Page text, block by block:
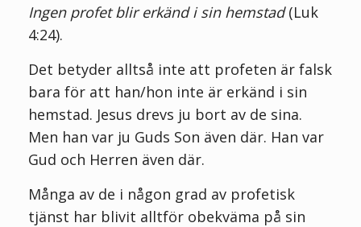
Ingen profet blir erkänd i sin hemstad(Luk
4:24).
Det betyder alltså inte att profeten är falsk
bara för att han/hon inte är erkänd i sin
hemstad. Jesus drevs ju bort av de sina.
Men han var ju Guds Son även där. Han var
Gud och Herren även där.
Många av de i någon grad av profetisk
tjänst har blivit alltför obekväma på sin